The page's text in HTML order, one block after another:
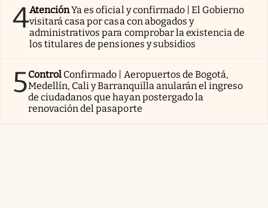
4AtenciónYa es oficial y confirmado | El Gobierno
visitará casa por casa con abogados y
administrativos para comprobar la existencia de
los titulares de pensiones y subsidios
5Control Confirmado | Aeropuertos de Bogotá,
Medellín, Cali y Barranquilla anularán el ingreso
de ciudadanos que hayan postergado la
renovación del pasaporte